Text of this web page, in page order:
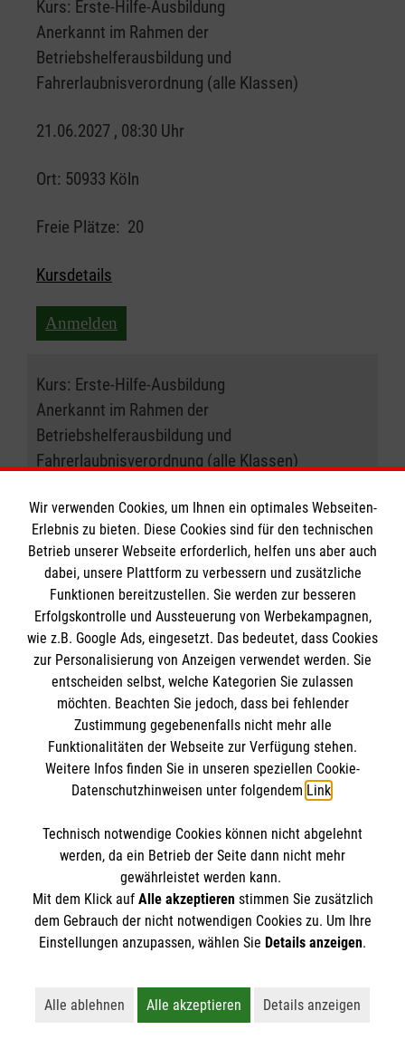
Kurs: Erste-Hilfe-Ausbildung
Anerkannt im Rahmen der
Betriebshelferausbildung und
Fahrerlaubnisverordnung (alle Klassen)
21.06.2027 , 08:30 Uhr
Ort: 50933 Köln
Freie Plätze: 20
Kursdetails
Anmelden
Kurs: Erste-Hilfe-Ausbildung
Anerkannt im Rahmen der
Betriebshelferausbildung und
Fahrerlaubnisverordnung (alle Klassen)
22.06.2027 , 08:30 Uhr
Ort: 50933 Köln
Freie Plätze: 20
Kursdetails
Anmelden
vorherige 1 … 4 5 6
8 … 15 nächste
Kursbuchung widerrufen
Hier können Sie die Buchung Ihres Kurses
Wir verwenden Cookies, um Ihnen ein optimales Webseiten-
Erlebnis zu bieten. Diese Cookies sind für den technischen
Betrieb unserer Webseite erforderlich, helfen uns aber auch
dabei, unsere Plattform zu verbessern und zusätzliche
Funktionen bereitzustellen. Sie werden zur besseren
Erfolgskontrolle und Aussteuerung von Werbekampagnen,
wie z.B. Google Ads, eingesetzt. Das bedeutet, dass Cookies
zur Personalisierung von Anzeigen verwendet werden. Sie
entscheiden selbst, welche Kategorien Sie zulassen
möchten. Beachten Sie jedoch, dass bei fehlender
Zustimmung gegebenenfalls nicht mehr alle
Funktionalitäten der Webseite zur Verfügung stehen.
Weitere Infos finden Sie in unseren speziellen Cookie-
Datenschutzhinweisen unter folgendem Link.
Technisch notwendige Cookies können nicht abgelehnt
werden, da ein Betrieb der Seite dann nicht mehr
gewährleistet werden kann.
Mit dem Klick auf Alle akzeptierenstimmen Sie zusätzlich
dem Gebrauch der nicht notwendigen Cookies zu. Um Ihre
Einstellungen anzupassen, wählen Sie Details anzeigen.
Alle ablehnen
Lehnt alle nicht-essentiellen Cookies ab
Alle akzeptieren
Akzeptiert alle Cookies
Details anzeigen